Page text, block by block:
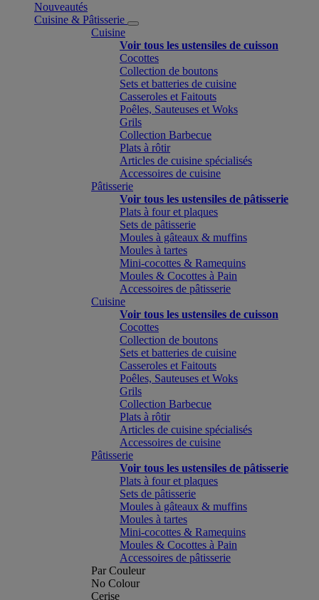
Nouveautés
Cuisine & Pâtisserie
Cuisine
Voir tous les ustensiles de cuisson
Cocottes
Collection de boutons
Sets et batteries de cuisine
Casseroles et Faitouts
Poêles, Sauteuses et Woks
Grils
Collection Barbecue
Plats à rôtir
Articles de cuisine spécialisés
Accessoires de cuisine
Pâtisserie
Voir tous les ustensiles de pâtisserie
Plats à four et plaques
Sets de pâtisserie
Moules à gâteaux & muffins
Moules à tartes
Mini-cocottes & Ramequins
Moules & Cocottes à Pain
Accessoires de pâtisserie
Cuisine
Voir tous les ustensiles de cuisson
Cocottes
Collection de boutons
Sets et batteries de cuisine
Casseroles et Faitouts
Poêles, Sauteuses et Woks
Grils
Collection Barbecue
Plats à rôtir
Articles de cuisine spécialisés
Accessoires de cuisine
Pâtisserie
Voir tous les ustensiles de pâtisserie
Plats à four et plaques
Sets de pâtisserie
Moules à gâteaux & muffins
Moules à tartes
Mini-cocottes & Ramequins
Moules & Cocottes à Pain
Accessoires de pâtisserie
Par Couleur
No Colour
Cerise